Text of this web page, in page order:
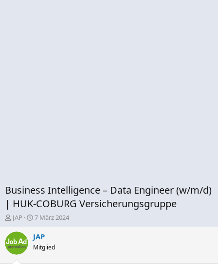
Business Intelligence – Data Engineer (w/m/d)
| HUK-COBURG Versicherungsgruppe
E
s
t
e
JAP
E
s
t
e
7 März 2024
JAP
Mitglied